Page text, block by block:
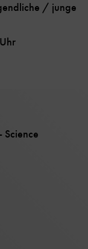
/ junge
Science